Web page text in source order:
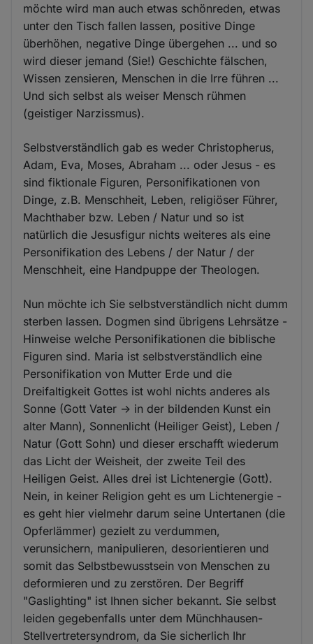
möchte wird man auch etwas schönreden, etwas
unter den Tisch fallen lassen, positive Dinge
überhöhen, negative Dinge übergehen ... und so
wird dieser jemand (Sie!) Geschichte fälschen,
Wissen zensieren, Menschen in die Irre führen ...
Und sich selbst als weiser Mensch rühmen
(geistiger Narzissmus).
Selbstverständlich gab es weder Christopherus,
Adam, Eva, Moses, Abraham ... oder Jesus - es
sind fiktionale Figuren, Personifikationen von
Dinge, z.B. Menschheit, Leben, religiöser Führer,
Machthaber bzw. Leben / Natur und so ist
natürlich die Jesusfigur nichts weiteres als eine
Personifikation des Lebens / der Natur / der
Menschheit, eine Handpuppe der Theologen.
Nun möchte ich Sie selbstverständlich nicht dumm
sterben lassen. Dogmen sind übrigens Lehrsätze -
Hinweise welche Personifikationen die biblische
Figuren sind. Maria ist selbstverständlich eine
Personifikation von Mutter Erde und die
Dreifaltigkeit Gottes ist wohl nichts anderes als
Sonne (Gott Vater -> in der bildenden Kunst ein
alter Mann), Sonnenlicht (Heiliger Geist), Leben /
Natur (Gott Sohn) und dieser erschafft wiederum
das Licht der Weisheit, der zweite Teil des
Heiligen Geist. Alles drei ist Lichtenergie (Gott).
Nein, in keiner Religion geht es um Lichtenergie -
es geht hier vielmehr darum seine Untertanen (die
Opferlämmer) gezielt zu verdummen,
verunsichern, manipulieren, desorientieren und
somit das Selbstbewusstsein von Menschen zu
deformieren und zu zerstören. Der Begriff
"Gaslighting" ist Ihnen sicher bekannt. Sie selbst
leiden gegebenfalls unter dem Münchhausen-
Stellvertretersyndrom, da Sie sicherlich Ihr